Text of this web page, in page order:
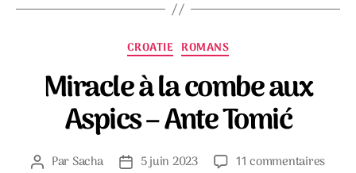
Catégories
CROATIE ROMANS
Miracle à la combe aux
Aspics – Ante Tomić
Auteur
ParSacha
Date5 juin 2023 11 commentairessur